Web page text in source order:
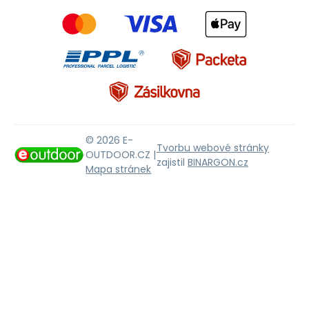
© 2026 E-
OUTDOOR.CZ |
Mapa stránek
Tvorbu webové stránky
zajistil BINARGON.cz